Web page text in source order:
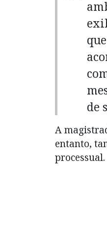
de
A
entanto,
processual.